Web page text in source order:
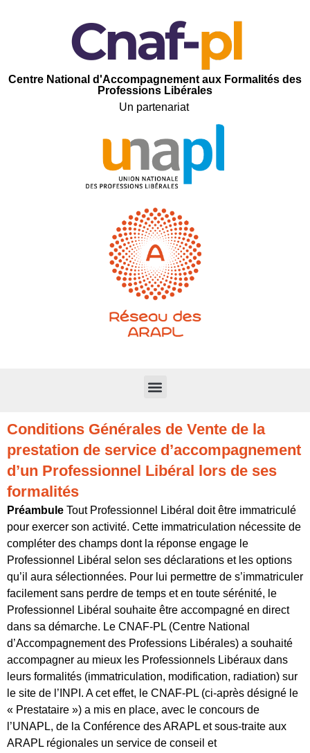
Centre National d'Accompagnement aux Formalités des
Professions Libérales
Un partenariat
Conditions Générales de Vente de la
prestation de service d’accompagnement
d’un Professionnel Libéral lors de ses
formalités
Préambule Tout Professionnel Libéral doit être immatriculé
pour exercer son activité. Cette immatriculation nécessite de
compléter des champs dont la réponse engage le
Professionnel Libéral selon ses déclarations et les options
qu’il aura sélectionnées. Pour lui permettre de s’immatriculer
facilement sans perdre de temps et en toute sérénité, le
Professionnel Libéral souhaite être accompagné en direct
dans sa démarche. Le CNAF-PL (Centre National
d’Accompagnement des Professions Libérales) a souhaité
accompagner au mieux les Professionnels Libéraux dans
leurs formalités (immatriculation, modification, radiation) sur
le site de l’INPI. A cet effet, le CNAF-PL (ci-après désigné le
« Prestataire ») a mis en place, avec le concours de
l’UNAPL, de la Conférence des ARAPL et sous-traite aux
ARAPL régionales un service de conseil et